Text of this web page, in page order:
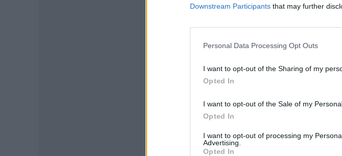
Downstream Participants that may further
Personal Data Processing Opt Outs
I want to opt-out of the Sharing of my
Opted In
I want to opt-out of the Sale of my
Opted In
I want to opt-out of processing my
Advertising.
Opted In